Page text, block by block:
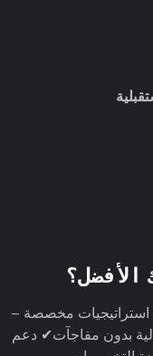
مخصصة –
بدون مفاجآت✔ دعم